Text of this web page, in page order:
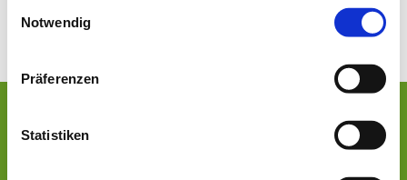
Notwendig
Präferenzen
Statistiken
Recent Comments